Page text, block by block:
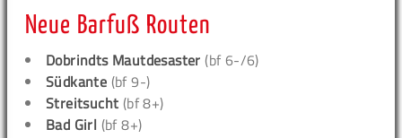
Neue Barfuß Routen
Dobrindts Mautdesaster (bf 6-/6)
Südkante (bf 9-)
Streitsucht (bf 8+)
Bad Girl (bf 8+)